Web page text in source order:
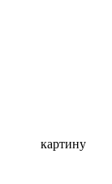
картину